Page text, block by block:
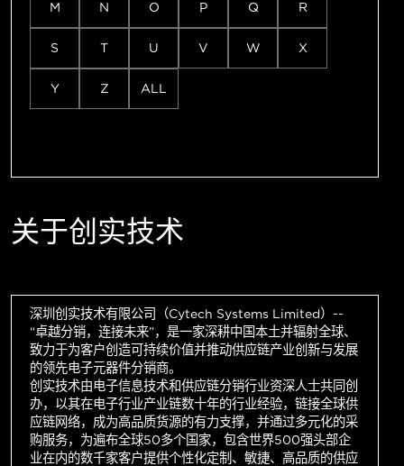
M N O P Q R
S T U V W X
Y Z ALL
关于创实技术
深圳创实技术有限公司（Cytech Systems Limited）--
“卓越分销，连接未来”，是一家深耕中国本土并辐射全球、
致力于为客户创造可持续价值并推动供应链产业创新与发展
的领先电子元器件分销商。
创实技术由电子信息技术和供应链分销行业资深人士共同创
办，以其在电子行业产业链数十年的行业经验，链接全球供
应链网络，成为高品质货源的有力支撑，并通过多元化的采
购服务，为遍布全球50多个国家，包含世界500强头部企
业在内的数千家客户提供个性化定制、敏捷、高品质的供应